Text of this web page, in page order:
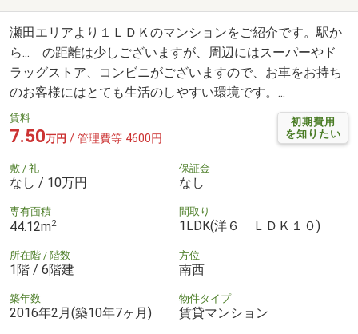
瀬田エリアより１ＬＤＫのマンションをご紹介です。駅か
ら... の距離は少しございますが、周辺にはスーパーやド
ラッグストア、コンビニがございますので、お車をお持ち
のお客様にはとても生活のしやすい環境です。...
初期費用
を知りたい
賃料
7.50万円 / 管理費等 4600円
敷 / 礼
なし / 10万円
保証金
なし
専有面積
44.12m2
間取り
1LDK(洋６ ＬＤＫ１０)
所在階 / 階数
1階 / 6階建
方位
南西
築年数
2016年2月(築10年7ヶ月)
物件タイプ
賃貸マンション